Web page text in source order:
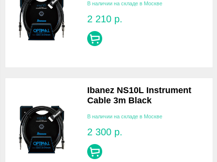
В наличии на складе в Москве
2 210 р.
Ibanez NS10L Instrument
Cable 3m Black
В наличии на складе в Москве
2 300 р.